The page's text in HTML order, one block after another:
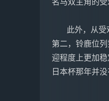
第二，铃鹿位
迎程度上更加